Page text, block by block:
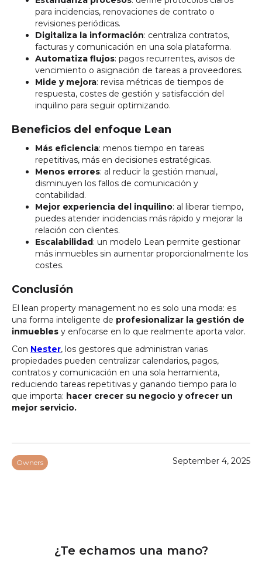
para incidencias, renovaciones de contrato o
revisiones periódicas.
Digitaliza la información: centraliza contratos,
facturas y comunicación en una sola plataforma.
Automatiza flujos: pagos recurrentes, avisos de
vencimiento o asignación de tareas a proveedores.
Mide y mejora: revisa métricas de tiempos de
respuesta, costes de gestión y satisfacción del
inquilino para seguir optimizando.
Beneficios del enfoque Lean
Más eficiencia: menos tiempo en tareas
repetitivas, más en decisiones estratégicas.
Menos errores: al reducir la gestión manual,
disminuyen los fallos de comunicación y
contabilidad.
Mejor experiencia del inquilino: al liberar tiempo,
puedes atender incidencias más rápido y mejorar la
relación con clientes.
Escalabilidad: un modelo Lean permite gestionar
más inmuebles sin aumentar proporcionalmente los
costes.
Conclusión
El lean property management no es solo una moda: es
una forma inteligente de profesionalizar la gestión de
inmuebles y enfocarse en lo que realmente aporta valor.
Con Nester, los gestores que administran varias
propiedades pueden centralizar calendarios, pagos,
contratos y comunicación en una sola herramienta,
reduciendo tareas repetitivas y ganando tiempo para lo
que importa: hacer crecer su negocio y ofrecer un
mejor servicio.
Owners September 4, 2025
¿Te echamos una mano?